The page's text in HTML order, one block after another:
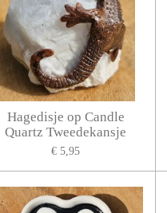
Hagedisje op Candle
Quartz Tweedekansje
€ 5,95